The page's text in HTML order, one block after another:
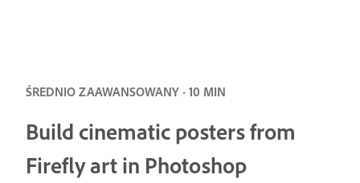
ŚREDNIO ZAAWANSOWANY · 10 MIN
Build cinematic posters from
Firefly art in Photoshop